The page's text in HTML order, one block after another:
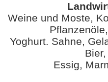
Weine und Moste,
Yoghurt. Sahne,
Essig,